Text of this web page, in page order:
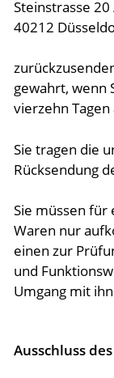
Steinstrasse 20
40212
gewahrt, wenn
vierzehn
Sie tragen die
Rücksendung
Sie müssen
Waren nur
einen zur
und
Umgang mit
Ausschluss